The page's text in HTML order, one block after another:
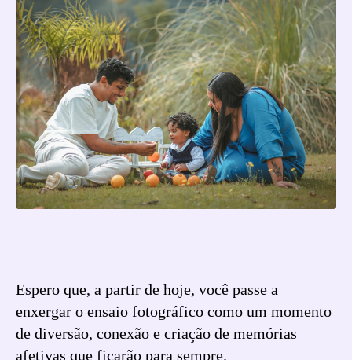
Espero que, a partir de hoje, você passe a
enxergar o ensaio fotográfico como um momento
de diversão, conexão e criação de memórias
afetivas que ficarão para sempre.